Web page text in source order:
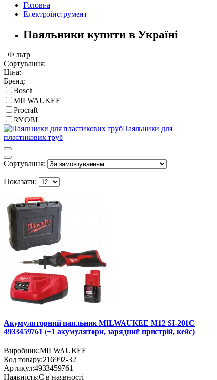
Головна
Електроінструмент
Паяльники купити в Україні
Фільтр
Сортування:
Ціна:
Бренд:
Bosch
MILWAUKEE
Procraft
RYOBI
Паяльники для
пластикових труб
Сортування:
Показати:
Акумуляторний паяльник MILWAUKEE M12 SI-201C
4933459761 (+1 акумулятори, зарядний пристрій, кейс)
Виробник:MILWAUKEE
Код товару:216992-32
Артикул:4933459761
Наявність:Є в наявності